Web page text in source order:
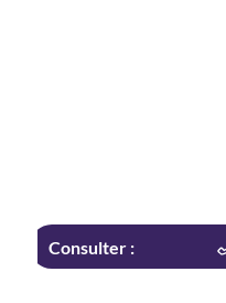
Consulter :